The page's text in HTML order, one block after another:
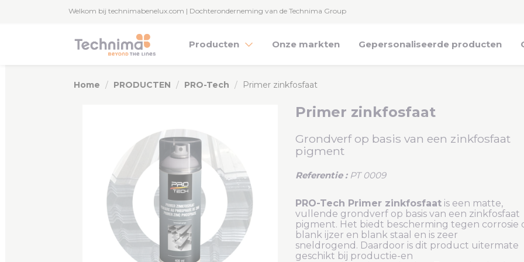
Welkom bij technimabenelux.com | Dochteronderneming van de Technima Group
Producten Onze markten Gepersonaliseerde producten
Home PRODUCTEN PRO-Tech Primer zinkfosfaat
Primer zinkfosfaat
Grondverf op basis van een zinkfosfaat
pigment
Referentie : PT 0009
PRO-Tech Primer zinkfosfaatis een matte,
vullende grondverf op basis van een zinkfosfaat
pigment. Het biedt bescherming tegen corrosie
blank ijzer en blank staal en is zeer
sneldrogend. Daardoor is dit product uitermate
geschikt bij productie-en